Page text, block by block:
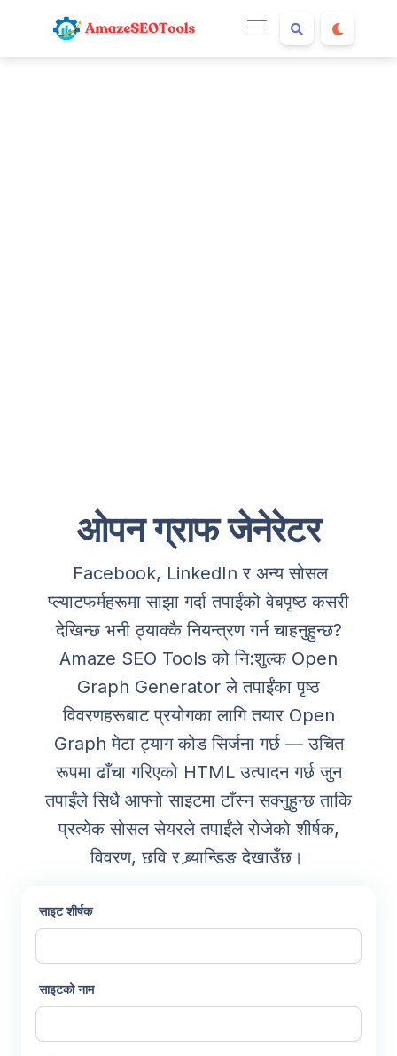
ओपन ग्राफ जेनेरेटर
Facebook, LinkedIn र अन्य सोसल
प्ल्याटफर्महरूमा साझा गर्दा तपाईंको वेबपृष्ठ कसरी
देखिन्छ भनी ठ्याक्कै नियन्त्रण गर्न चाहनुहुन्छ?
Amaze SEO Tools को नि:शुल्क Open
Graph Generator ले तपाईंका पृष्ठ
विवरणहरूबाट प्रयोगका लागि तयार Open
Graph मेटा ट्याग कोड सिर्जना गर्छ — उचित
रूपमा ढाँचा गरिएको HTML उत्पादन गर्छ जुन
तपाईंले सिधै आफ्नो साइटमा टाँस्न सक्नुहुन्छ ताकि
प्रत्येक सोसल सेयरले तपाईंले रोजेको शीर्षक,
विवरण, छवि र ब्र्यान्डिङ देखाउँछ।
साइट शीर्षक
साइटको नाम